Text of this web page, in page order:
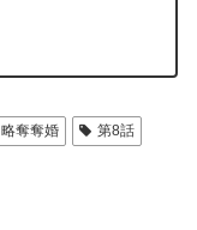
略奪奪婚
第8話